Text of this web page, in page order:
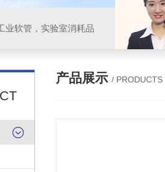
业软管，实验室消耗品
产品展示 / PRODUCTS